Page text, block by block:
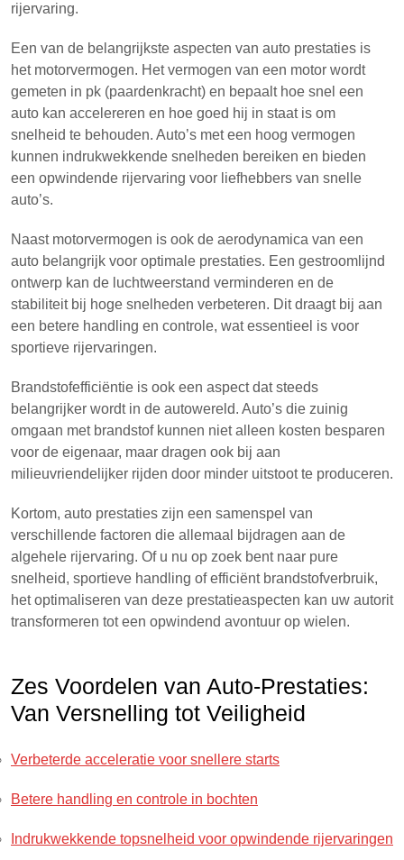
rijervaring.
Een van de belangrijkste aspecten van auto prestaties is
het motorvermogen. Het vermogen van een motor wordt
gemeten in pk (paardenkracht) en bepaalt hoe snel een
auto kan accelereren en hoe goed hij in staat is om
snelheid te behouden. Auto’s met een hoog vermogen
kunnen indrukwekkende snelheden bereiken en bieden
een opwindende rijervaring voor liefhebbers van snelle
auto’s.
Naast motorvermogen is ook de aerodynamica van een
auto belangrijk voor optimale prestaties. Een gestroomlijnd
ontwerp kan de luchtweerstand verminderen en de
stabiliteit bij hoge snelheden verbeteren. Dit draagt bij aan
een betere handling en controle, wat essentieel is voor
sportieve rijervaringen.
Brandstofefficiëntie is ook een aspect dat steeds
belangrijker wordt in de autowereld. Auto’s die zuinig
omgaan met brandstof kunnen niet alleen kosten besparen
voor de eigenaar, maar dragen ook bij aan
milieuvriendelijker rijden door minder uitstoot te produceren.
Kortom, auto prestaties zijn een samenspel van
verschillende factoren die allemaal bijdragen aan de
algehele rijervaring. Of u nu op zoek bent naar pure
snelheid, sportieve handling of efficiënt brandstofverbruik,
het optimaliseren van deze prestatieaspecten kan uw autorit
transformeren tot een opwindend avontuur op wielen.
Zes Voordelen van Auto-Prestaties:
Van Versnelling tot Veiligheid
Verbeterde acceleratie voor snellere starts
Betere handling en controle in bochten
Indrukwekkende topsnelheid voor opwindende rijervaringen